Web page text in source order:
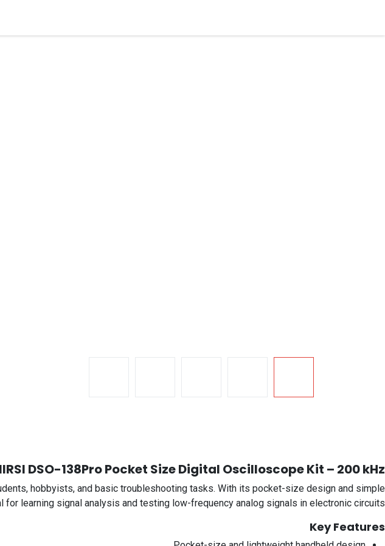
DSO-138Pro Pocket Size Digital Oscilloscope Kit – 200 kHz
hobbyists, and basic troubleshooting tasks. With its pocket-size design and simple
for learning signal analysis and testing low-frequency analog signals in electronic circuits.
Key Features